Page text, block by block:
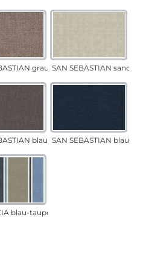
grau-sandSAN SEBASTIAN sand
blau-sandSAN SEBASTIAN blau
blau-taupe